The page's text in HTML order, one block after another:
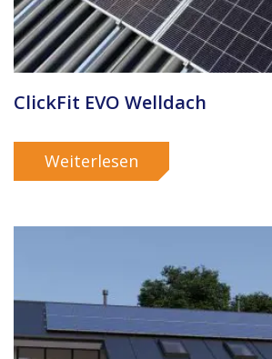
ClickFit EVO Welldach
Weiterlesen